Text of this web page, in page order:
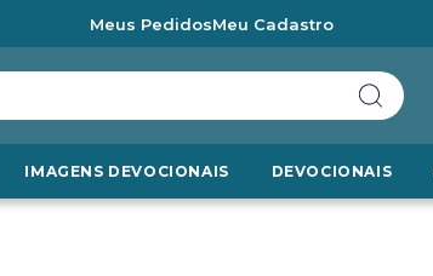
Meus PedidosMeu Cadastro
IMAGENS DEVOCIONAIS DEVOCIONAIS